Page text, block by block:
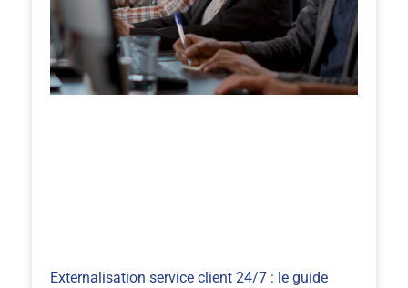
Externalisation service client 24/7 : le guide